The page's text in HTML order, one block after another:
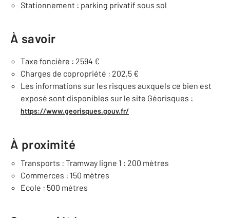
Stationnement : parking privatif sous sol
À savoir
Taxe foncière : 2594 €
Charges de copropriété : 202,5 €
Les informations sur les risques auxquels ce bien est
exposé sont disponibles sur le site Géorisques :
https://www.georisques.gouv.fr/
À proximité
Transports : Tramway ligne 1 : 200 mètres
Commerces : 150 mètres
Ecole : 500 mètres